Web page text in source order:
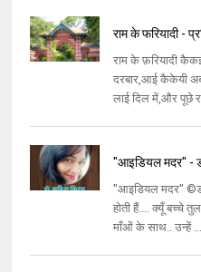
राम के फरियादी -
राम के फ़रियादी
दरबार,आई कैकेयी
लाई दिल में,और पूछे
"आइडियल मदर" -
"आइडियल मदर"
होती हैं.... क्यूँ बच्चे
माँओं के साथ.. उन्हें ...